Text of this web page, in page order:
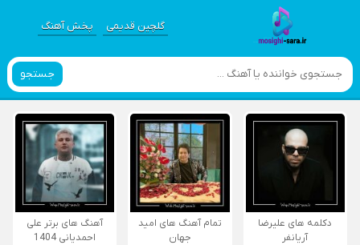
گلچین قدیمی پخش آهنگ
جستجو
دکلمه های علیرضا
آریانفر
تمام آهنگ های امید
جهان
آهنگ های برتر علی
احمدیانی 1404